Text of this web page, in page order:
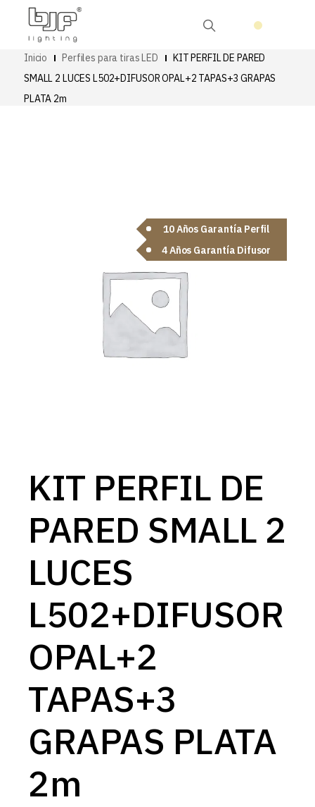
Inicio Perfiles para tiras LED
KIT PERFIL DE PARED
SMALL 2 LUCES L502+DIFUSOR OPAL+2 TAPAS+3 GRAPAS
PLATA 2m
10 Años Garantía Perfil
4 Años Garantía Difusor
KIT PERFIL DE
PARED SMALL 2
LUCES
L502+DIFUSOR
OPAL+2
TAPAS+3
GRAPAS PLATA
2m